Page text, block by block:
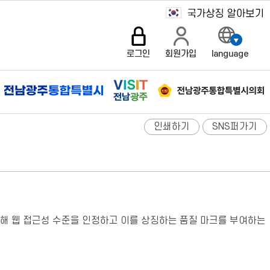
로그인 회원가입 language
인쇄하기 SNS퍼가기
웹 접근성 수준을 인정하고 이를 상징하는 품질 마크를 부여하는